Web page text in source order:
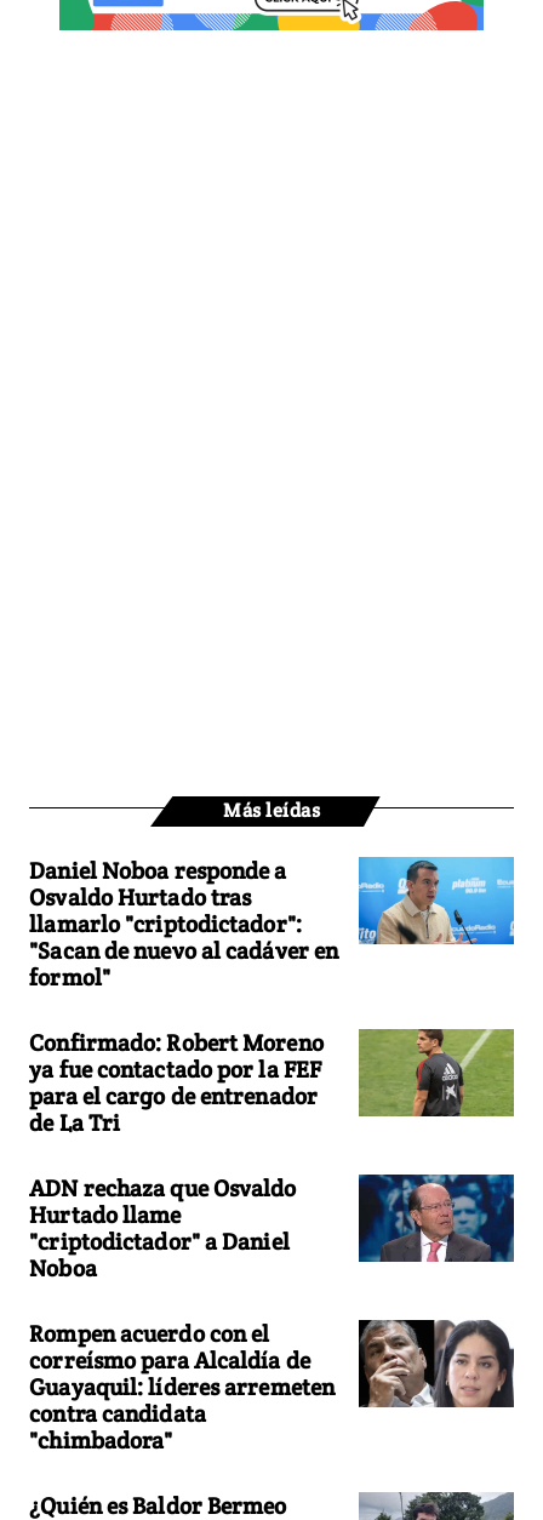
Más leídas
Daniel Noboa responde a
Osvaldo Hurtado tras
llamarlo "criptodictador":
"Sacan de nuevo al cadáver en
formol"
Confirmado: Robert Moreno
ya fue contactado por la FEF
para el cargo de entrenador
de La Tri
ADN rechaza que Osvaldo
Hurtado llame
"criptodictador" a Daniel
Noboa
Rompen acuerdo con el
correísmo para Alcaldía de
Guayaquil: líderes arremeten
contra candidata
"chimbadora"
¿Quién es Baldor Bermeo